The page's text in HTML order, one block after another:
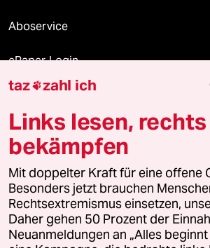
Aboservice
ePaper Login
Downloads für Abonnierende
© 2026 taz Verlags und Vertriebs GmbH
Alle Rechte vorbehalten. Bei rechtlichen Fragen
wenden Sie sich bitte an
lizenzen@taz.de
Feedback Redaktionsstatut
taz zahl ich
Links lesen, rechts
bekämpfen
Mit doppelter Kraft für eine offene
Besonders jetzt brauchen
Rechtsextremismus einsetzen,
Daher gehen 50 Prozent der
Neuanmeldungen an „Alles